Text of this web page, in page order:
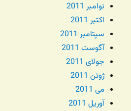
نوامبر 2011
اکتبر 2011
سپتامبر 2011
آگوست 2011
جولای 2011
ژوئن 2011
می 2011
آوریل 2011